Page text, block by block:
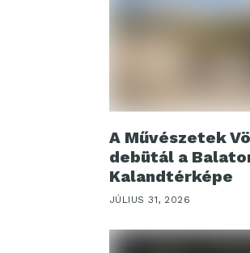
A Művészetek
debütál a
Kalandtérképe
JÚLIUS 31, 2026